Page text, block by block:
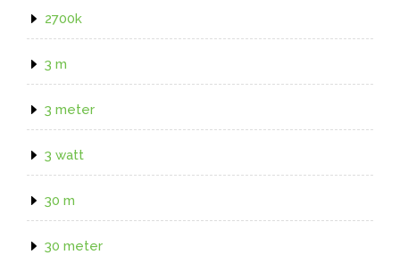
2700k
3 m
3 meter
3 watt
30 m
30 meter